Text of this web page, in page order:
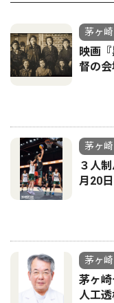
茅ヶ崎
映画
督の
茅ヶ崎
３人
月20
茅ヶ崎
茅ヶ
人工